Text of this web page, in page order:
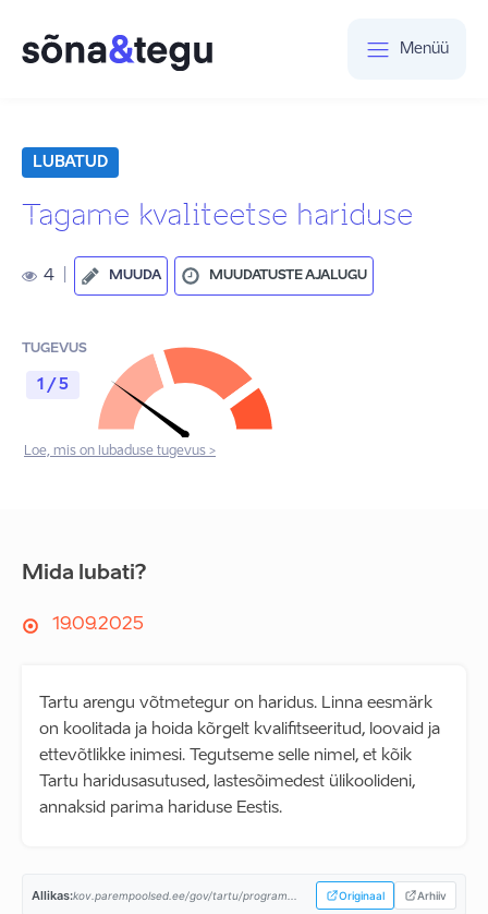
Menüü
LUBATUD
Tagame kvaliteetse hariduse
4 MUUDA MUUDATUSTE AJALUGU
TUGEVUS
1 / 5
Loe, mis on lubaduse tugevus >
Mida lubati?
19.09.2025
Tartu arengu võtmetegur on haridus. Linna eesmärk
on koolitada ja hoida kõrgelt kvalifitseeritud, loovaid ja
ettevõtlikke inimesi. Tegutseme selle nimel, et kõik
Tartu haridusasutused, lastesõimedest ülikoolideni,
annaksid parima hariduse Eestis.
Allikas:kov.parempoolsed.ee/gov/tartu/program... Originaal Arhiiv